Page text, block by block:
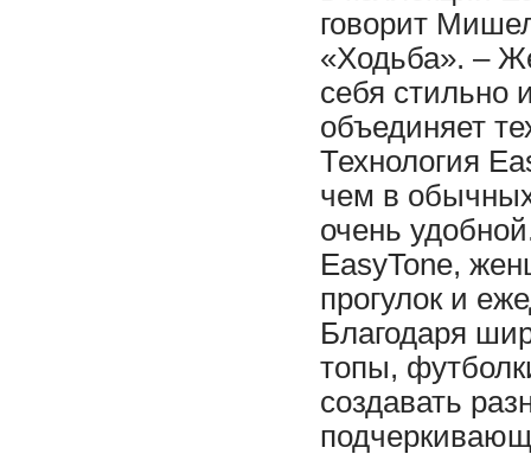
говорит
«Ходьба». –
себя стильно
объединяет
Технология
чем в
очень
EasyTone,
прогулок и
Благодаря
топы,
создавать